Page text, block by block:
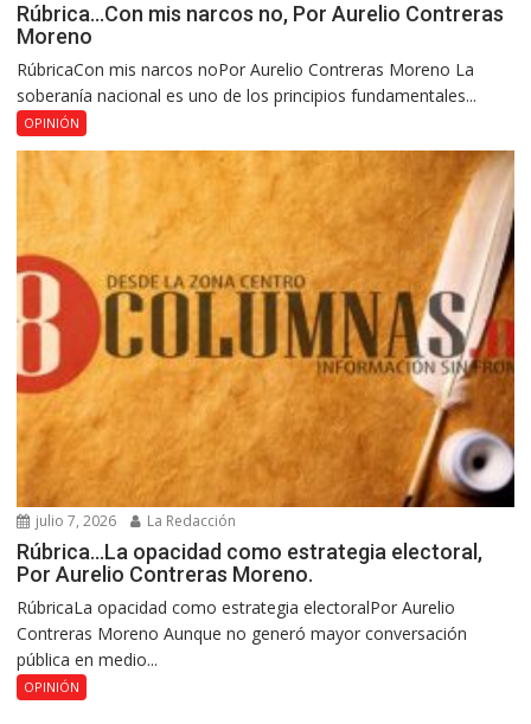
Rúbrica…Con mis narcos no, Por Aurelio Contreras
Moreno
RúbricaCon mis narcos noPor Aurelio Contreras Moreno La
soberanía nacional es uno de los principios fundamentales...
OPINIÓN
julio 7, 2026 La Redacción
Rúbrica…La opacidad como estrategia electoral,
Por Aurelio Contreras Moreno.
RúbricaLa opacidad como estrategia electoralPor Aurelio
Contreras Moreno Aunque no generó mayor conversación
pública en medio...
OPINIÓN